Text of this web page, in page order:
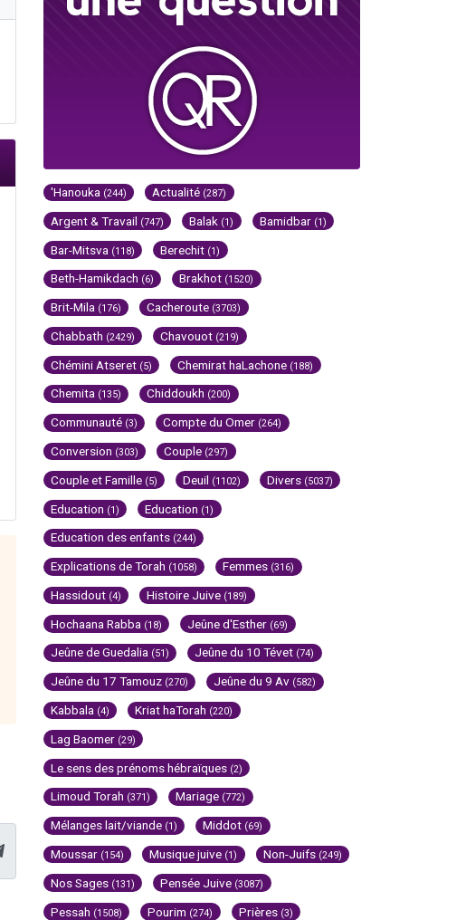
'Hanouka (244) Actualité (287)
Argent & Travail (747) Balak (1) Bamidbar (1)
Bar-Mitsva (118) Berechit (1)
Beth-Hamikdach (6) Brakhot (1520)
Brit-Mila (176) Cacheroute (3703)
Chabbath (2429) Chavouot (219)
Chémini Atseret (5) Chemirat haLachone (188)
Chemita (135) Chiddoukh (200)
Communauté (3) Compte du Omer (264)
Conversion (303) Couple (297)
Couple et Famille (5) Deuil (1102) Divers (5037)
Education (1) Education (1)
Education des enfants (244)
Explications de Torah (1058) Femmes (316)
Hassidout (4) Histoire Juive (189)
Hochaana Rabba (18) Jeûne d'Esther (69)
Jeûne de Guedalia (51) Jeûne du 10 Tévet (74)
Jeûne du 17 Tamouz (270) Jeûne du 9 Av (582)
Kabbala (4) Kriat haTorah (220)
Lag Baomer (29)
Le sens des prénoms hébraïques (2)
Limoud Torah (371) Mariage (772)
Mélanges lait/viande (1) Middot (69)
Moussar (154) Musique juive (1) Non-Juifs (249)
Nos Sages (131) Pensée Juive (3087)
Pessah (1508) Pourim (274) Prières (3)